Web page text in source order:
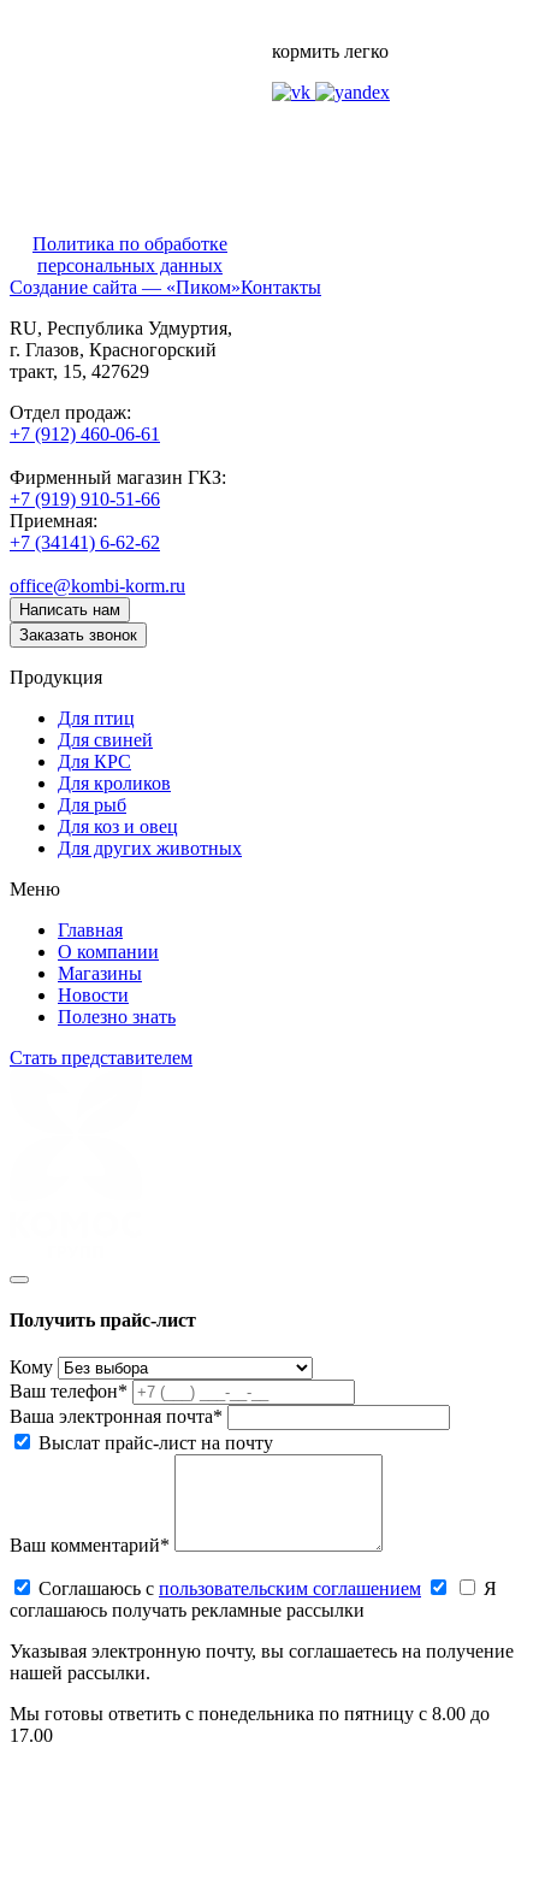
кормить легко
Политика по обработке
персональных данных
Создание сайта — «Пиком»Контакты
RU, Республика Удмуртия,
г. Глазов, Красногорский
тракт, 15, 427629
Отдел продаж:
+7 (912) 460-06-61
Фирменный магазин ГКЗ:
+7 (919) 910-51-66
Приемная:
+7 (34141) 6-62-62
office@kombi-korm.ru
Написать нам
Заказать звонок
Продукция
Для птиц
Для свиней
Для КРС
Для кроликов
Для рыб
Для коз и овец
Для других животных
Меню
Главная
О компании
Магазины
Новости
Полезно знать
Стать представителем
Получить прайс-лист
Кому
Ваш телефон*
Ваша электронная почта*
Выслат прайс-лист на почту
Ваш комментарий*
Соглашаюсь c пользовательским соглашением
Я
соглашаюсь получать рекламные рассылки
Указывая электронную почту, вы соглашаетесь на получение
нашей рассылки.
Мы готовы ответить с понедельника по пятницу с 8.00 до
17.00